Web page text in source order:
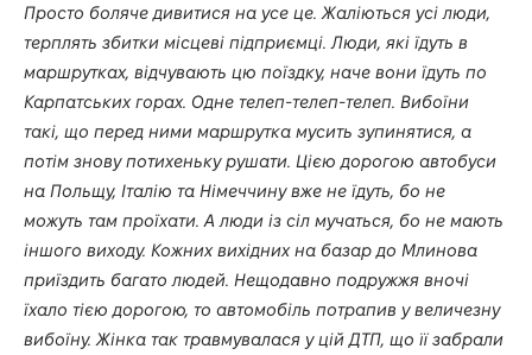
Просто боляче дивитися на усе це. Жаліються усі люди,
терплять збитки місцеві підприємці. Люди, які їдуть в
маршрутках, відчувають цю поїздку, наче вони їдуть по
Карпатських горах. Одне телеп-телеп-телеп. Вибоїни
такі, що перед ними маршрутка мусить зупинятися, а
потім знову потихеньку рушати. Цією дорогою автобуси
на Польщу, Італію та Німеччину вже не їдуть, бо не
можуть там проїхати. А люди із сіл мучаться, бо не мають
іншого виходу. Кожних вихідних на базар до Млинова
приїздить багато людей. Нещодавно подружжя вночі
їхало тією дорогою, то автомобіль потрапив у величезну
вибоїну. Жінка так травмувалася у цій ДТП, що її забрали